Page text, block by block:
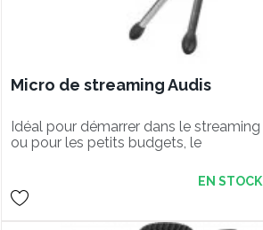
Micro de streaming Audis
Idéal pour démarrer dans le streaming
ou pour les petits budgets, le
un micro compact, des accessoires a
réduction de bruit ainsi qu'un trépied
anti choc et facile a placer.
EN STOCK